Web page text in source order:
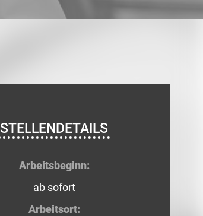
STELLENDETAILS
Arbeitsbeginn:
ab sofort
Arbeitsort: